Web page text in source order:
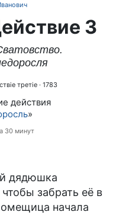
3
третіе · 1783
действия
»
30 минут
дядюшка
забрать её в
начала